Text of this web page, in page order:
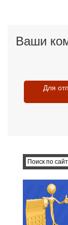
Ваши
Для